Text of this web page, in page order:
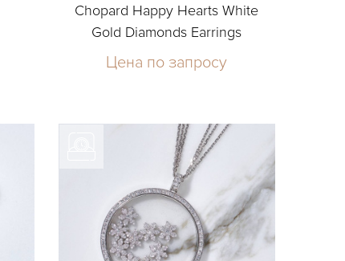
Chopard Happy Hearts White
Gold Diamonds Earrings
Цена по запросу